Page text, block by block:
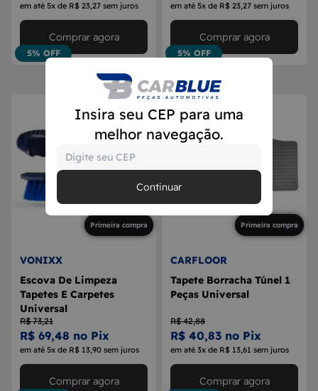
Insira seu CEP para uma
melhor navegação.
Continuar
em até 5x de R$ 23,27 sem juros
5% OFF
Comprar agora
em até 5x de R$ 23,27 sem juros
5% OFF
Comprar agora
Primeira compra
VONIXX
Escova De Limpeza
Tapetes E Carpetes
Universal
R$ 73,21
R$ 69,48 no Pix
em até 5x de R$ 13,90 sem juros
Comprar agora
Primeira compra
CARFLOOR
Tapete Borracha Túnel 1
Peças Universal
R$ 42,88
R$ 40,83 no Pix
em até 3x de R$ 13,61 sem juros
Comprar agora